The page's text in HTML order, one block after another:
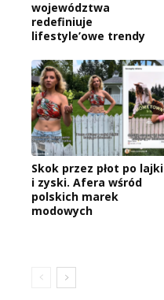
województwa
redefiniuje
lifestyle’owe trendy
Skok przez płot po lajki
i zyski. Afera wśród
polskich marek
modowych